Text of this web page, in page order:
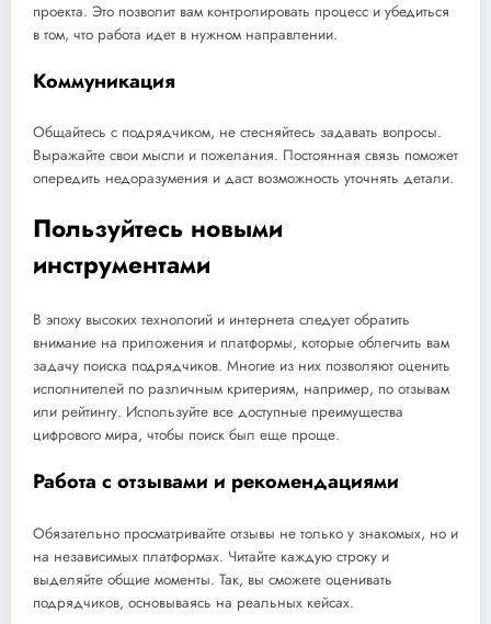
проекта. Это позволит вам контролировать процесс и убедиться
в том, что работа идет в нужном направлении.
Коммуникация
Общайтесь с подрядчиком, не стесняйтесь задавать вопросы.
Выражайте свои мысли и пожелания. Постоянная связь поможет
опередить недоразумения и даст возможность уточнять детали.
Пользуйтесь новыми
инструментами
В эпоху высоких технологий и интернета следует обратить
внимание на приложения и платформы, которые облегчить вам
задачу поиска подрядчиков. Многие из них позволяют оценить
исполнителей по различным критериям, например, по отзывам
или рейтингу. Используйте все доступные преимущества
цифрового мира, чтобы поиск был еще проще.
Работа с отзывами и рекомендациями
Обязательно просматривайте отзывы не только у знакомых, но и
на независимых платформах. Читайте каждую строку и
выделяйте общие моменты. Так, вы сможете оценивать
подрядчиков, основываясь на реальных кейсах.